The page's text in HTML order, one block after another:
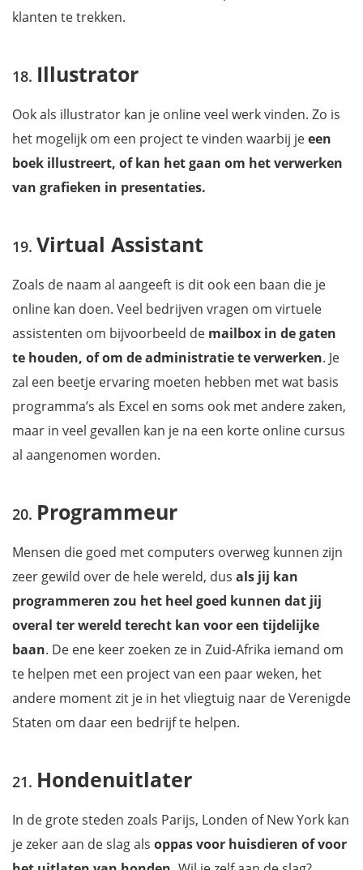
klanten te trekken.
Illustrator
Ook als illustrator kan je online veel werk vinden. Zo is
het mogelijk om een project te vinden waarbij jeeen
boek illustreert, of kan het gaan om het verwerken
van grafieken in presentaties.
Virtual Assistant
Zoals de naam al aangeeft is dit ook een baan die je
online kan doen. Veel bedrijven vragen om virtuele
assistenten om bijvoorbeeld de mailbox in de gaten
te houden, of om de administratie te verwerken. Je
zal een beetje ervaring moeten hebben met wat basis
programma’s als Excel en soms ook met andere zaken,
maar in veel gevallen kan je na een korte online cursus
al aangenomen worden.
Programmeur
Mensen die goed met computers overweg kunnen zijn
zeer gewild over de hele wereld, dus als jij kan
programmeren zou het heel goed kunnen dat jij
overal ter wereld terecht kan voor een tijdelijke
baan. De ene keer zoeken ze in Zuid-Afrika iemand om
te helpen met een project van een paar weken, het
andere moment zit je in het vliegtuig naar de Verenigde
Staten om daar een bedrijf te helpen.
Hondenuitlater
In de grote steden zoals Parijs, Londen of New York kan
je zeker aan de slag als oppas voor huisdieren of voor